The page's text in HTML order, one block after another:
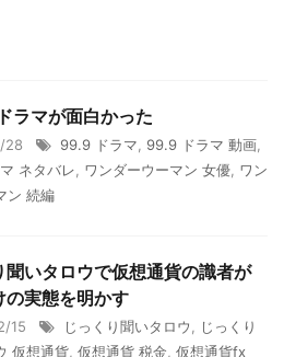
ラマが面白かった
28 99.9 ドラマ 99.9 ドラマ 動画
ネタバレ
ワンダーウーマン 女優 ワン
ン 続編
聞いタロウで仮想通貨の識者が
の実態を明かす
15 じっくり聞いタロウ
じっくり
仮想通貨 仮想通貨 税金 仮想通貨fx